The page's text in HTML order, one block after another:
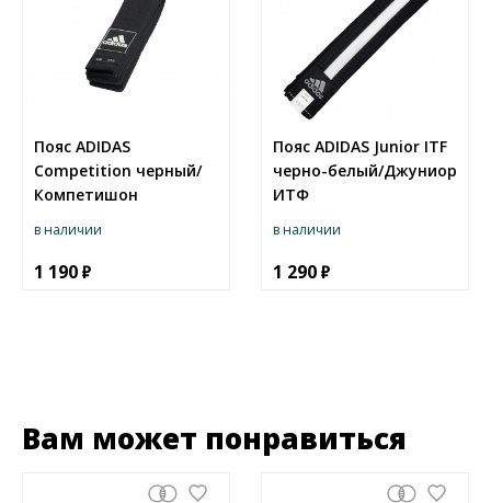
Пояс ADIDAS
Competition черный/
Компетишон
в наличии
1 190
Пояс ADIDAS Junior ITF
черно-белый/Джуниор
ИТФ
в наличии
1 290
Вам может понравиться